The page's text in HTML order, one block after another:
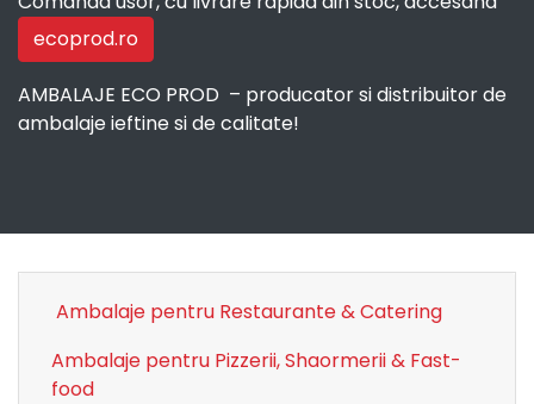
ecoprod.ro
AMBALAJE ECO PROD – producator si distribuitor de
ambalaje ieftine si de calitate!
Ambalaje pentru Restaurante & Catering
Ambalaje pentru Pizzerii, Shaormerii & Fast-
food